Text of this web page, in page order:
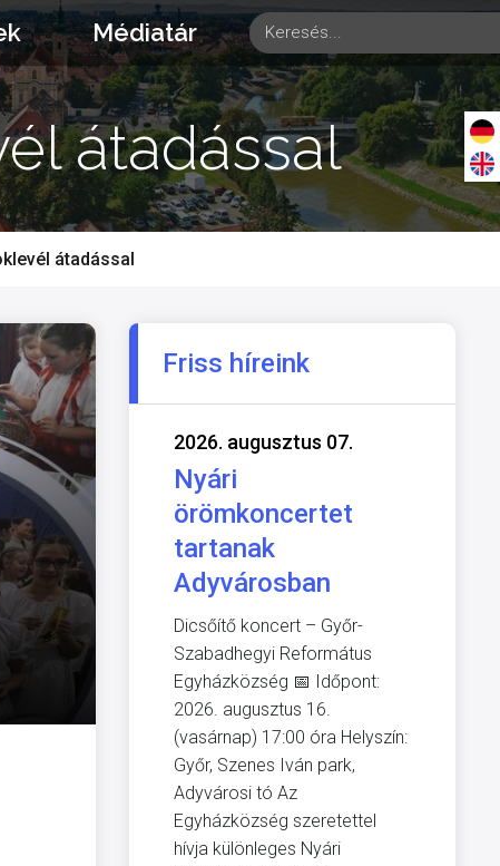
Médiatár
átadással
átadással
Friss híreink
2026. augusztus 07.
Nyári
örömkoncertet
tartanak
Adyvárosban
Dicsőítő koncert – Győr-
Szabadhegyi Református
Egyházközség 📅 Időpont:
2026. augusztus 16.
(vasárnap) 17:00 óra Helyszín:
Győr, Szenes Iván park,
Adyvárosi tó Az
Egyházközség szeretettel
hívja különleges Nyári